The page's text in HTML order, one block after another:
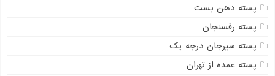
پسته دهن بست
پسته رفسنجان
پسته سیرجان درجه یک
پسته عمده از تهران